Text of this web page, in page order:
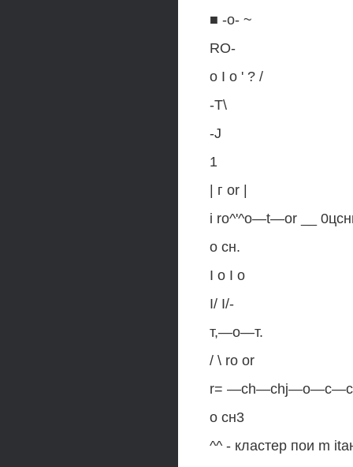
■ -о- ~
RO-
о I о ' ? /
-Т\
-J
1
| г or |
i ro^'^o—t—or __
о сн.
I о I о
I/ I/-
т,—о—т.
/ \ ro or
r=
о сн3
^^ - кластер пои m